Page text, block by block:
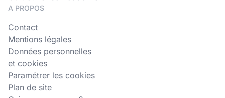
A PROPOS
Contact
Mentions légales
Données personnelles
et cookies
Paramétrer les cookies
Plan de site